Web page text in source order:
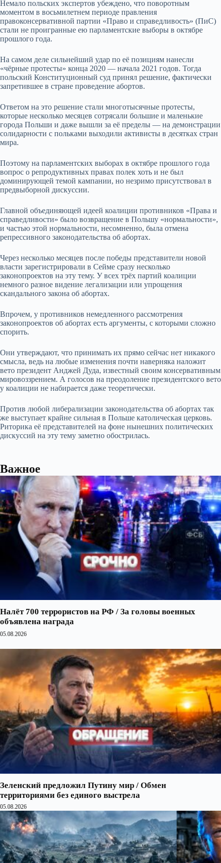
Немало польских экспертов убеждено, что поворотным
моментом в восьмилетнем периоде правления
правоконсервативной партии «Право и справедливость» (ПиС)
стали не проигранные ею парламентские выборы в октябре
прошлого года.
На самом деле сильнейший удар по её позициям нанесли
«чёрные протесты» конца 2020 — начала 2021 годов. Тогда
польский Конституционный суд принял решение, фактически
запретившее в стране проведение абортов.
Ответом на это решение стали многотысячные протесты,
которые несколько месяцев сотрясали большие и маленькие
города Польши и даже вышли за её пределы — на демонстрации
солидарности с польками выходили активисты в десятках стран
мира.
Поэтому на парламентских выборах в октябре прошлого года
вопрос о репродуктивных правах полек хоть и не был
доминирующей темой кампании, но незримо присутствовал в
предвыборной дискуссии.
Главной объединяющей идеей коалиции противников «Права и
справедливости» было возвращение в Польшу «нормальности»,
и частью этой нормальности, несомненно, была отмена
репрессивного законодательства об абортах.
Через несколько месяцев после победы представители новой
власти зарегистрировали в Сейме сразу несколько
законопроектов на эту тему. У всех трёх партий коалиции
немного разное видение легализации или упрощения
скандального закона об абортах.
Впрочем, у противников немедленного рассмотрения
законопроектов об абортах есть аргументы, с которыми сложно
спорить.
Они утверждают, что принимать их прямо сейчас нет никакого
смысла, ведь на любые изменения почти наверняка наложит
вето президент Анджей Дуда, известный своим консервативным
мировоззрением. А голосов на преодоление президентского вето
у коалиции не набирается даже теоретически.
Против любой либерализации законодательства об абортах так
же выступает крайне сильная в Польше католическая церковь.
Риторика её представителей на фоне нынешних политических
дискуссий на эту тему заметно обострилась.
Важное
Налёт 700 террористов на РФ / За головы военных
объявлена награда
05.08.2026
Зеленский предложил Путину мир / Обмен
территориями без единого выстрела
05.08.2026